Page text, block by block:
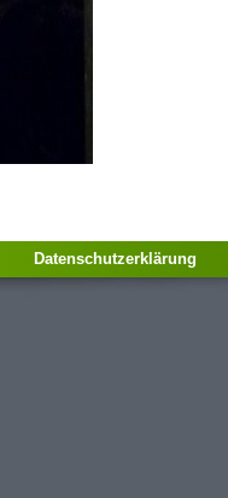
Datenschutzerklärung